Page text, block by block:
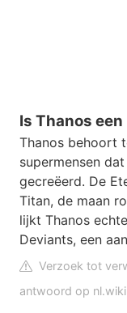
Is Thanos een
Thanos behoort
supermensen
gecreëerd. De
Titan, de maan
lijkt Thanos
Deviants, een
Verzoek tot
antwoord op